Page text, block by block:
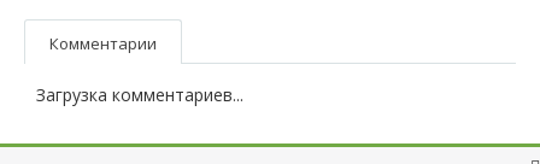
Комментарии
Загрузка комментариев...